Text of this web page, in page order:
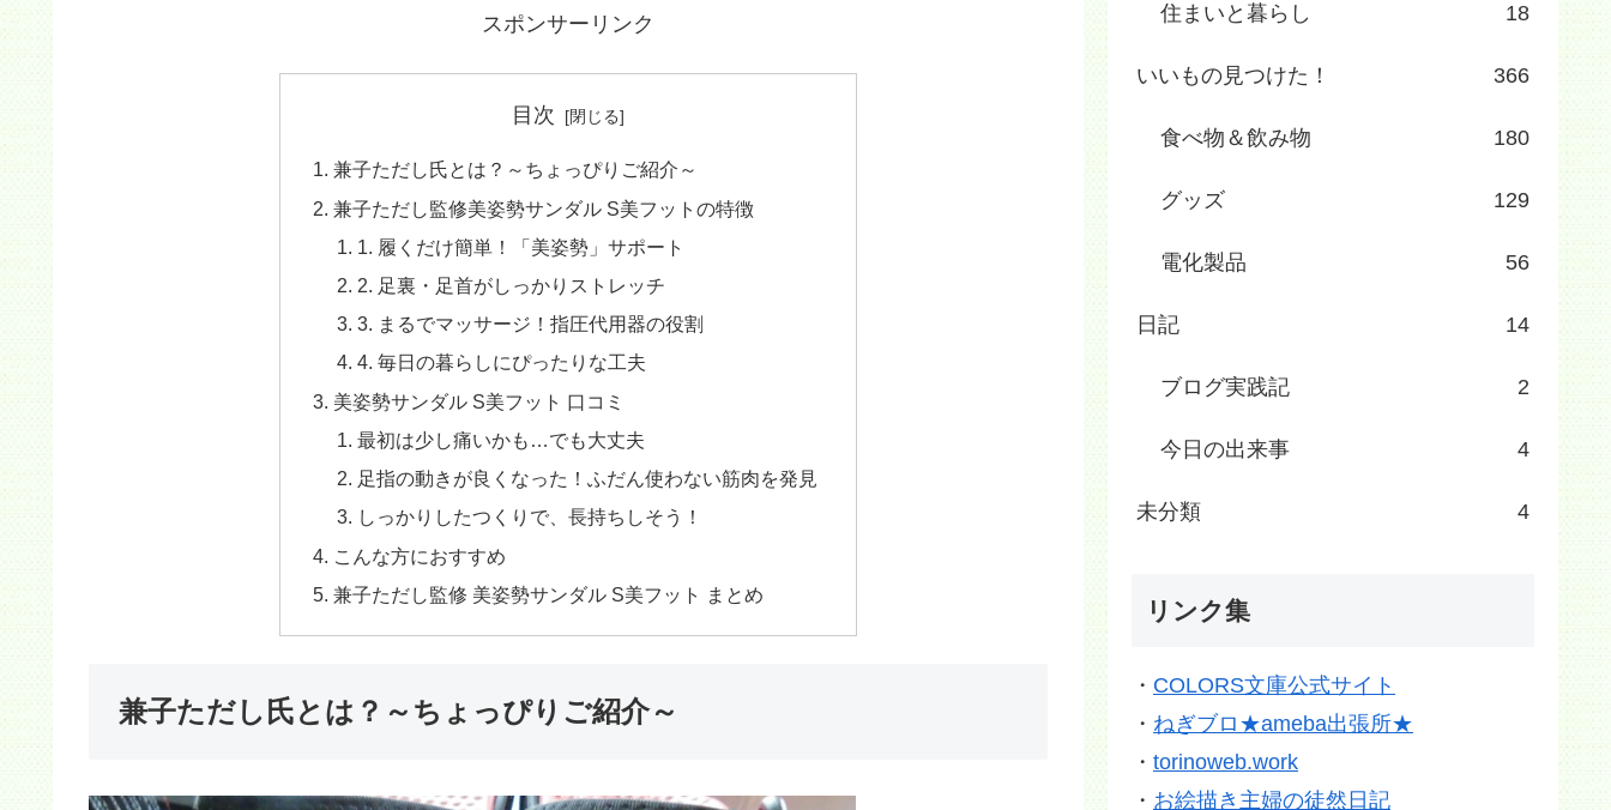
スポンサーリンク
目次
兼子ただし氏とは？～ちょっぴりご紹介～
兼子ただし監修美姿勢サンダル S美フットの特徴
1. 履くだけ簡単！「美姿勢」サポート
2. 足裏・足首がしっかりストレッチ
3. まるでマッサージ！指圧代用器の役割
4. 毎日の暮らしにぴったりな工夫
美姿勢サンダル S美フット 口コミ
最初は少し痛いかも…でも大丈夫
足指の動きが良くなった！ふだん使わない筋肉を発見
しっかりしたつくりで、長持ちしそう！
こんな方におすすめ
兼子ただし監修 美姿勢サンダル S美フット まとめ
兼子ただし氏とは？～ちょっぴりご紹介～
住まいと暮らし 18
いいもの見つけた！ 366
食べ物＆飲み物 180
グッズ 129
電化製品 56
日記 14
ブログ実践記 2
今日の出来事 4
未分類 4
リンク集
・ COLORS文庫公式サイト
・ ねぎブロ★ameba出張所★
・ torinoweb.work
・ お絵描き主婦の徒然日記